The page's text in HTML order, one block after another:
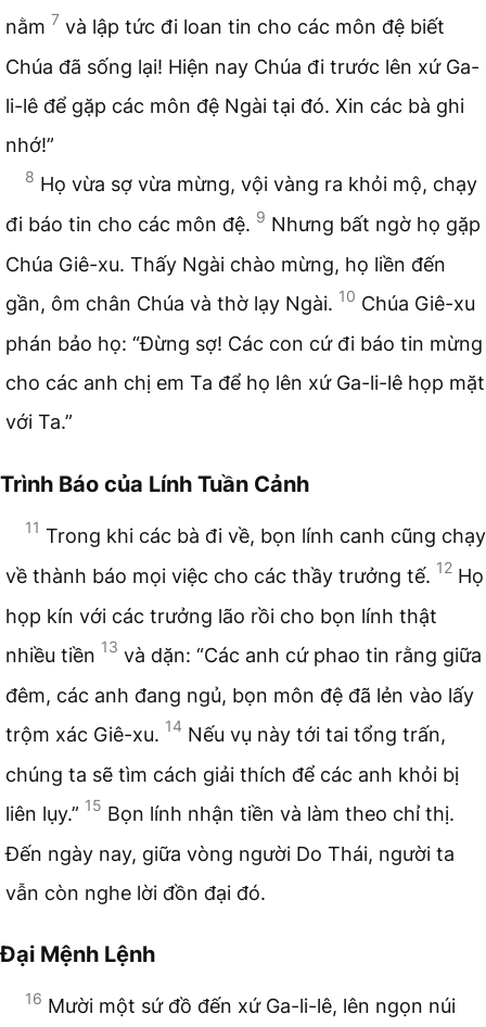
nằm 7 và lập tức đi loan tin cho các môn đệ biết
Chúa đã sống lại! Hiện nay Chúa đi trước lên xứ Ga-
li-lê để gặp các môn đệ Ngài tại đó. Xin các bà ghi
nhớ!”
8 Họ vừa sợ vừa mừng, vội vàng ra khỏi mộ, chạy
đi báo tin cho các môn đệ. 9 Nhưng bất ngờ họ gặp
Chúa Giê-xu. Thấy Ngài chào mừng, họ liền đến
gần, ôm chân Chúa và thờ lạy Ngài. 10 Chúa Giê-xu
phán bảo họ: “Đừng sợ! Các con cứ đi báo tin mừng
cho các anh chị em Ta để họ lên xứ Ga-li-lê họp mặt
với Ta.”
Trình Báo của Lính Tuần Cảnh
11 Trong khi các bà đi về, bọn lính canh cũng chạy
về thành báo mọi việc cho các thầy trưởng tế. 12 Họ
họp kín với các trưởng lão rồi cho bọn lính thật
nhiều tiền 13 và dặn: “Các anh cứ phao tin rằng giữa
đêm, các anh đang ngủ, bọn môn đệ đã lẻn vào lấy
trộm xác Giê-xu. 14 Nếu vụ này tới tai tổng trấn,
chúng ta sẽ tìm cách giải thích để các anh khỏi bị
liên lụy.” 15 Bọn lính nhận tiền và làm theo chỉ thị.
Đến ngày nay, giữa vòng người Do Thái, người ta
vẫn còn nghe lời đồn đại đó.
Đại Mệnh Lệnh
16 Mười một sứ đồ đến xứ Ga-li-lê, lên ngọn núi